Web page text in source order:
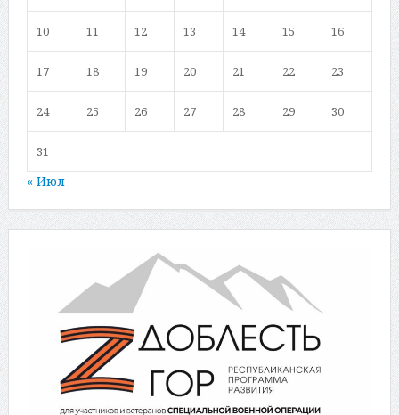
10 11 12 13 14 15 16
17 18 19 20 21 22 23
24 25 26 27 28 29 30
31
« Июл